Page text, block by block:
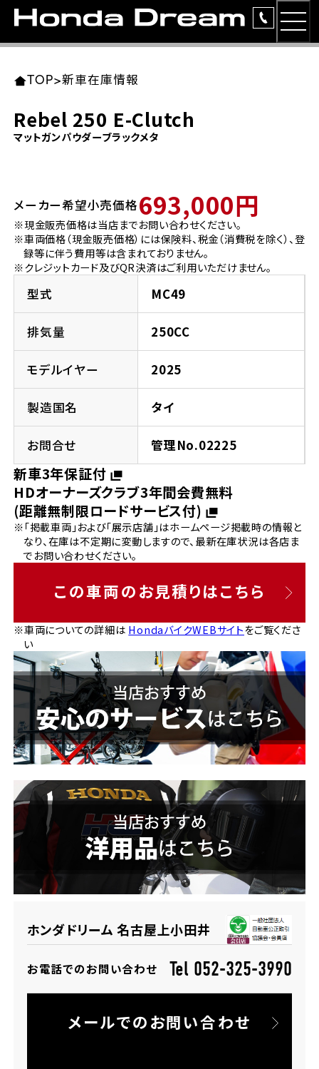
ラインアップ
レンタルバイク
洋用品
イベント
法人向けサービス
お問い合わせ
TOP>新車在庫情報
Rebel 250 E-Clutch
マットガンパウダーブラックメタ
メーカー希望小売価格693,000円
※現金販売価格は当店までお問い合わせください。
※車両価格（現金販売価格）には保険料、税金（消費税を除く）、登
録等に伴う費用等は含まれておりません。
※クレジットカード及びQR決済はご利用いただけません。
型式 MC49
排気量 250CC
モデルイヤー 2025
製造国名 タイ
お問合せ 管理No.02225
新車3年保証付
HDオーナーズクラブ3年間会費無料
(距離無制限ロードサービス付)
※「掲載車両」および「展示店舗」はホームページ掲載時の情報と
なり、在庫は不定期に変動しますので、最新在庫状況は各店ま
でお問い合わせください。
この車両のお見積りはこちら
※車両についての詳細は HondaバイクWEBサイトをご覧くださ
い
ホンダドリーム 名古屋上小田井
お電話でのお問い合わせ Tel 052-325-3990
メールでのお問い合わせ
東北エリア 店舗一覧
岩手県
宮城県
ホンダドリーム 仙台泉
ホンダドリーム 宮城岩沼
福島県
ホンダドリーム 郡山
関東エリア 店舗一覧
東京都
ホンダドリーム 西東京
ホンダドリーム 練馬
ホンダドリーム 板橋
ホンダドリーム 葛飾
ホンダドリーム 大田
ホンダドリーム 立川
神奈川県
ホンダドリーム 磯子
ホンダドリーム 横浜都筑
ホンダドリーム 横浜緑
千葉県
ホンダドリーム 船橋
ホンダドリーム 松戸
ホンダドリーム 蘇我
埼玉県
ホンダドリーム 所沢
ホンダドリーム 大宮
中部エリア 店舗一覧
愛知県
ホンダドリーム 名古屋南
ホンダドリーム 小牧
ホンダドリーム 名古屋東
ホンダドリーム 一宮
ホンダドリーム 豊橋
ホンダドリーム 名古屋上小田井
岐阜県
ホンダドリーム 岐阜
近畿エリア 店舗一覧
大阪府
ホンダドリーム 箕面
ホンダドリーム 藤井寺
ホンダドリーム 東淀川
ホンダドリーム 豊中
京都府
ホンダドリーム 京都北山
兵庫県
ホンダドリーム 神戸灘
ホンダドリーム 尼崎
ホンダドリーム 姫路
ホンダドリーム 西宮甲子園
奈良県
ホンダドリーム 奈良
中国・四国エリア 店舗一覧
岡山県
広島県
ホンダドリーム 広島
ホンダドリーム 福山
徳島県
ホンダドリーム 徳島
香川県
ホンダドリーム 高松
高知県
九州エリア 店舗一覧
福岡県
ホンダドリーム 福岡東
ホンダドリーム 久留米
ホンダドリーム 福岡春日
ホンダドリーム 福岡西
熊本県